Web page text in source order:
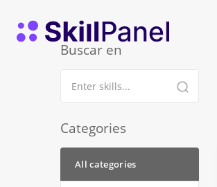
Página de inicio de SkillPanel
Buscar en
Categories
All categories